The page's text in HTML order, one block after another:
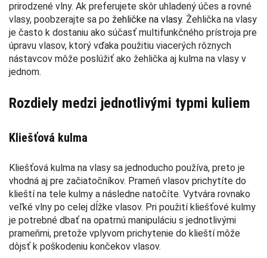
prirodzené vlny. Ak preferujete skôr uhladený účes a rovné
vlasy, poobzerajte sa po žehličke na vlasy. Žehlička na vlasy
je často k dostaniu ako súčasť multifunkčného prístroja pre
úpravu vlasov, ktorý vďaka použitiu viacerých rôznych
nástavcov môže poslúžiť ako žehlička aj kulma na vlasy v
jednom.
Rozdiely medzi jednotlivými typmi kuliem
Kliešťová kulma
Kliešťová kulma na vlasy sa jednoducho používa, preto je
vhodná aj pre začiatočníkov. Prameň vlasov prichytíte do
klieští na tele kulmy a následne natočíte. Vytvára rovnako
veľké vlny po celej dĺžke vlasov. Pri použití kliešťové kulmy
je potrebné dbať na opatrnú manipuláciu s jednotlivými
prameňmi, pretože vplyvom prichytenie do klieští môže
dôjsť k poškodeniu končekov vlasov.